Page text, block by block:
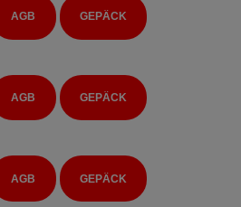
AGB GEPÄCK
AGB GEPÄCK
AGB GEPÄCK